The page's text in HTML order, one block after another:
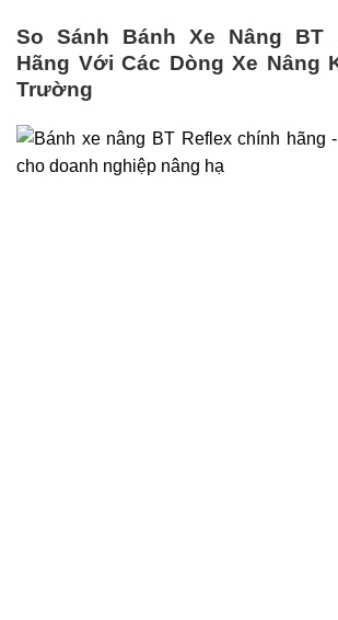
So Sánh Bánh Xe Nâng BT
Hãng Với Các Dòng Xe Nâng
Trường